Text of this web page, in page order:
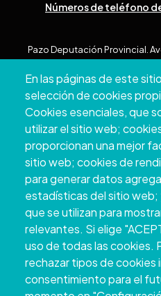
En las páginas de este
selección de cookies
Cookies esenciales, que
utilizar el sitio web;
proporcionan una mejor
sitio web; cookies de
para generar datos
estadísticas del sitio
que se utilizan para
relevantes. Si elige
uso de todas las cookies.
rechazar tipos de cookies
consentimiento para el
Números de teléfono
Pazo Deputación Provincial.
+34 986 804
Copyright © 2026.
Pontevedra. Todos
Aviso Accessibility